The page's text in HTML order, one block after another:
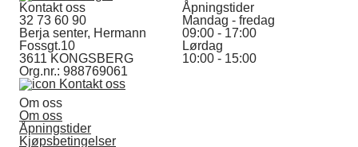
Kontakt oss
32 73 60 90
Berja senter, Hermann
Fossgt.10
3611 KONGSBERG
Org.nr.: 988769061
Kontakt oss
Åpningstider
Mandag - fredag
09:00 - 17:00
Lørdag
10:00 - 15:00
Om oss
Om oss
Åpningstider
Kjøpsbetingelser